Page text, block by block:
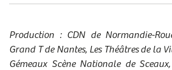
Production : CDN de Normandie-
Grand T de Nantes, Les Théâtres de la
Gémeaux Scène Nationale de